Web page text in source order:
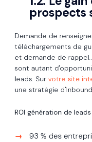
prospects
Demande de
téléchargements de
et demande de
sont autant
leads. Sur votre site
une stratégie
ROI génération de
93 % des